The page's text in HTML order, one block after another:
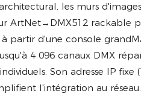
les murs
ArtNet→DMX512 rackable
partir d'une console
4 096 canaux DMX
Son adresse IP fixe
l'intégration au réseau.